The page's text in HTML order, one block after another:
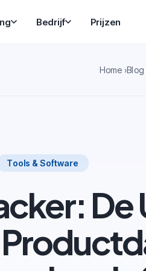
Bedrijf Prijzen
Home Blog
Tools & Software
De